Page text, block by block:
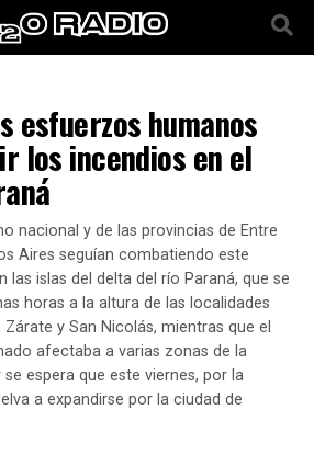
esfuerzos humanos
los incendios en el
nacional y de las provincias de Entre
Aires seguían combatiendo este
las islas del delta del río Paraná, que se
horas a la altura de las localidades
y San Nicolás, mientras que el
afectaba a varias zonas de la
espera que este viernes, por la
a expandirse por la ciudad de